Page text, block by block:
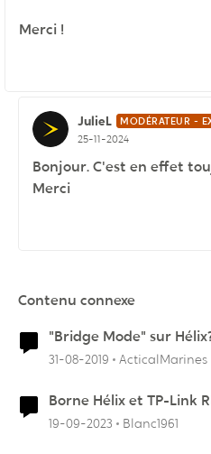
Merci !
JulieL MODÉRATEUR -
25-11-2024
Bonjour. C'est en effet
Merci
Contenu connexe
"Bridge Mode" sur
31-08-2019 ActicalMarines
Borne Hélix et TP-Link
19-09-2023 Blanc1961